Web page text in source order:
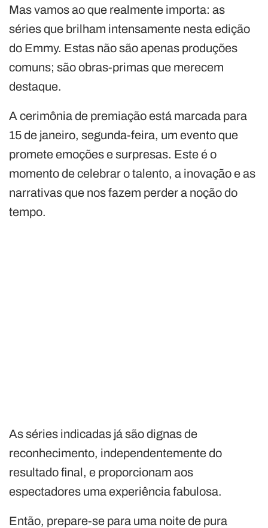
Mas vamos ao que realmente importa: as
séries que brilham intensamente nesta edição
do Emmy. Estas não são apenas produções
comuns; são obras-primas que merecem
destaque.
A cerimônia de premiação está marcada para
15 de janeiro, segunda-feira, um evento que
promete emoções e surpresas. Este é o
momento de celebrar o talento, a inovação e as
narrativas que nos fazem perder a noção do
tempo.
As séries indicadas já são dignas de
reconhecimento, independentemente do
resultado final, e proporcionam aos
espectadores uma experiência fabulosa.
Então, prepare-se para uma noite de pura